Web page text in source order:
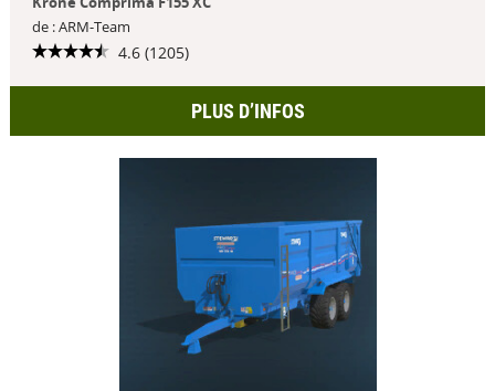
de : ARM-Team
4.6 (1205)
PLUS D’INFOS